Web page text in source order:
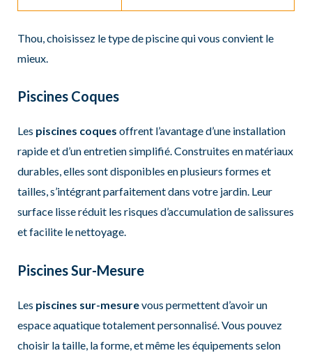
Thou, choisissez le type de piscine qui vous convient le
mieux.
Piscines Coques
Les piscines coques offrent l’avantage d’une installation
rapide et d’un entretien simplifié. Construites en matériaux
durables, elles sont disponibles en plusieurs formes et
tailles, s’intégrant parfaitement dans votre jardin. Leur
surface lisse réduit les risques d’accumulation de salissures
et facilite le nettoyage.
Piscines Sur-Mesure
Les piscines sur-mesurevous permettent d’avoir un
espace aquatique totalement personnalisé. Vous pouvez
choisir la taille, la forme, et même les équipements selon